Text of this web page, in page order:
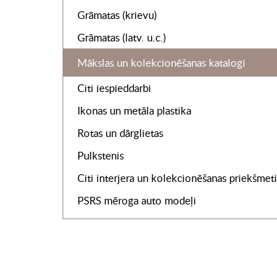
Grāmatas (krievu)
Grāmatas (latv. u.c.)
Mākslas un kolekcionēšanas katalogi
Citi iespieddarbi
Ikonas un metāla plastika
Rotas un dārglietas
Pulkstenis
Citi interjera un kolekcionēšanas priekšmeti
PSRS mēroga auto modeļi